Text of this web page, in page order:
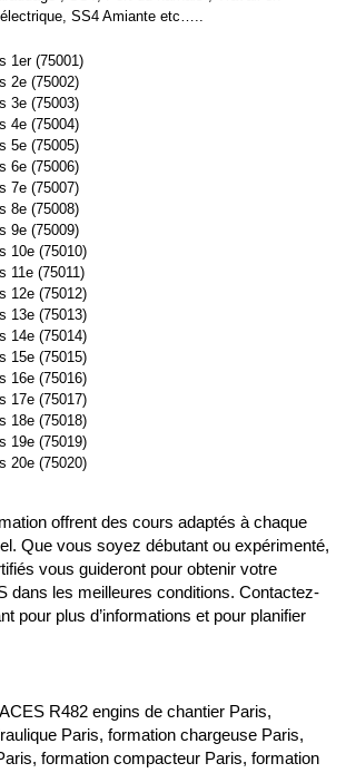
SS4 Amiante etc…..
1er (75001)
2e (75002)
3e (75003)
4e (75004)
5e (75005)
6e (75006)
7e (75007)
8e (75008)
9e (75009)
10e (75010)
11e (75011)
12e (75012)
13e (75013)
14e (75014)
15e (75015)
16e (75016)
17e (75017)
18e (75018)
19e (75019)
20e (75020)
offrent des cours adaptés à chaque
Que vous soyez débutant ou expérimenté,
vous guideront pour obtenir votre
dans les meilleures conditions. Contactez-
pour plus d’informations et pour planifier
R482 engins de chantier Paris,
Paris, formation chargeuse Paris,
formation compacteur Paris, formation